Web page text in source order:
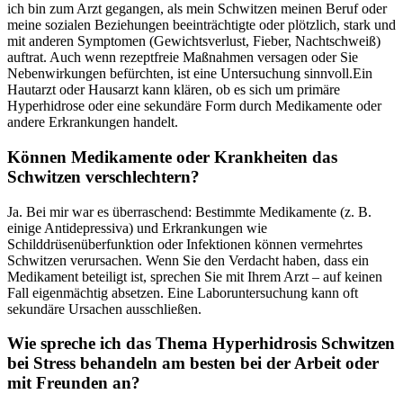
ich ‍bin zum Arzt gegangen, als mein Schwitzen meinen⁤ Beruf oder
meine sozialen Beziehungen⁤ beeinträchtigte oder plötzlich, stark und
mit anderen Symptomen (Gewichtsverlust, ‍Fieber, Nachtschweiß)
auftrat. Auch wenn rezeptfreie Maßnahmen versagen oder ​Sie
Nebenwirkungen befürchten, ist eine ⁤Untersuchung​ sinnvoll.Ein
Hautarzt oder Hausarzt kann klären, ob es sich um primäre
Hyperhidrose oder eine sekundäre Form durch Medikamente oder
‍andere Erkrankungen handelt.
Können Medikamente oder ⁣Krankheiten⁣ das
Schwitzen⁢ verschlechtern?
Ja. Bei‍ mir war es überraschend: ⁢Bestimmte Medikamente (z. B.
einige Antidepressiva) und Erkrankungen wie
Schilddrüsenüberfunktion oder Infektionen ⁤können vermehrtes‌
Schwitzen verursachen. Wenn Sie den Verdacht haben, dass ein
Medikament beteiligt ist, sprechen​ Sie mit Ihrem Arzt – auf keinen‍
Fall eigenmächtig absetzen. Eine Laboruntersuchung ⁢kann oft
sekundäre Ursachen⁣ ausschließen.
Wie ‌spreche ‌ich das Thema Hyperhidrosis Schwitzen
bei Stress behandeln am ⁣besten bei der Arbeit⁢ oder
mit Freunden an?